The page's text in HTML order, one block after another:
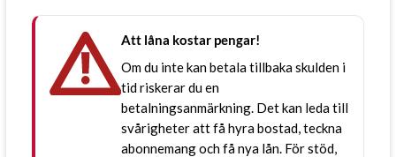
Att låna kostar pengar!
Om du inte kan betala tillbaka skulden i
tid riskerar du en
betalningsanmärkning. Det kan leda till
svårigheter att få hyra bostad, teckna
abonnemang och få nya lån. För stöd,